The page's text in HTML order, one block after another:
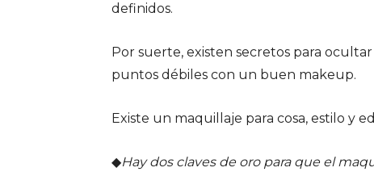
definidos.
Por suerte, existen secretos para ocultar
puntos débiles con un buen makeup.
Existe un maquillaje para cosa, estilo y
◆Hay dos claves de oro para que el